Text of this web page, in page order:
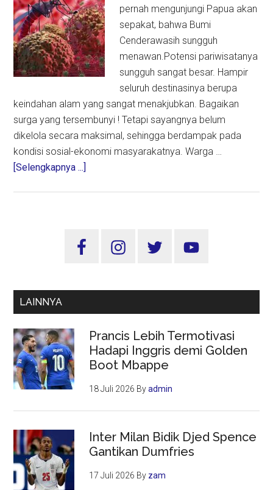
pernah mengunjungi Papua akan
sepakat, bahwa Bumi
Cenderawasih sungguh
menawan.Potensi pariwisatanya
sungguh sangat besar. Hampir
seluruh destinasinya berupa
keindahan alam yang sangat menakjubkan. Bagaikan
surga yang tersembunyi ! Tetapi sayangnya belum
dikelola secara maksimal, sehingga berdampak pada
kondisi sosial-ekonomi masyarakatnya. Warga …
[Selengkapnya ...]
Sebagai
Sidebar
LAINNYA
Prancis Lebih Termotivasi
Hadapi Inggris demi Golden
Boot Mbappe
18 Juli 2026 Byadmin
Inter Milan Bidik Djed Spence
Gantikan Dumfries
17 Juli 2026 By zam